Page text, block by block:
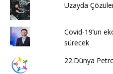
Uzayda
Covid-19’un
sürecek
22.Dünya